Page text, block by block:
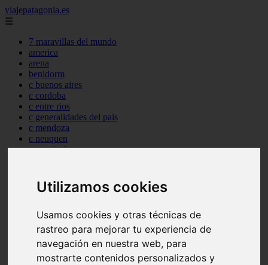
Utilizamos cookies
Usamos cookies y otras técnicas de
rastreo para mejorar tu experiencia de
navegación en nuestra web, para
mostrarte contenidos personalizados y
viajepatagonia.es
☰
7 maravillas del mundo
america
arena
benidorm
c buenos aires
c cordoba
c entre rios
c generalidades del pais
c mendoza
c neuquen
c provincias
c tierra de fuego
c tucuman
carmen
category
destinos
gijon
lanzarote